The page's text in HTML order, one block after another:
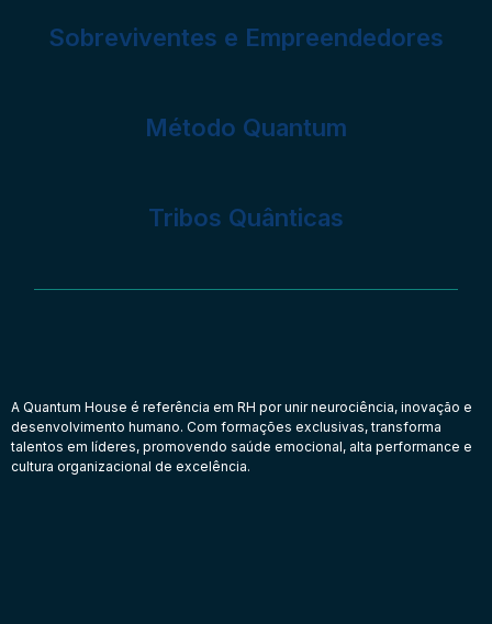
Sobreviventes e Empreendedores
Método Quantum
Tribos Quânticas
A Quantum House é referência em RH por unir neurociência, inovação e
desenvolvimento humano. Com formações exclusivas, transforma
talentos em líderes, promovendo saúde emocional, alta performance e
cultura organizacional de excelência.